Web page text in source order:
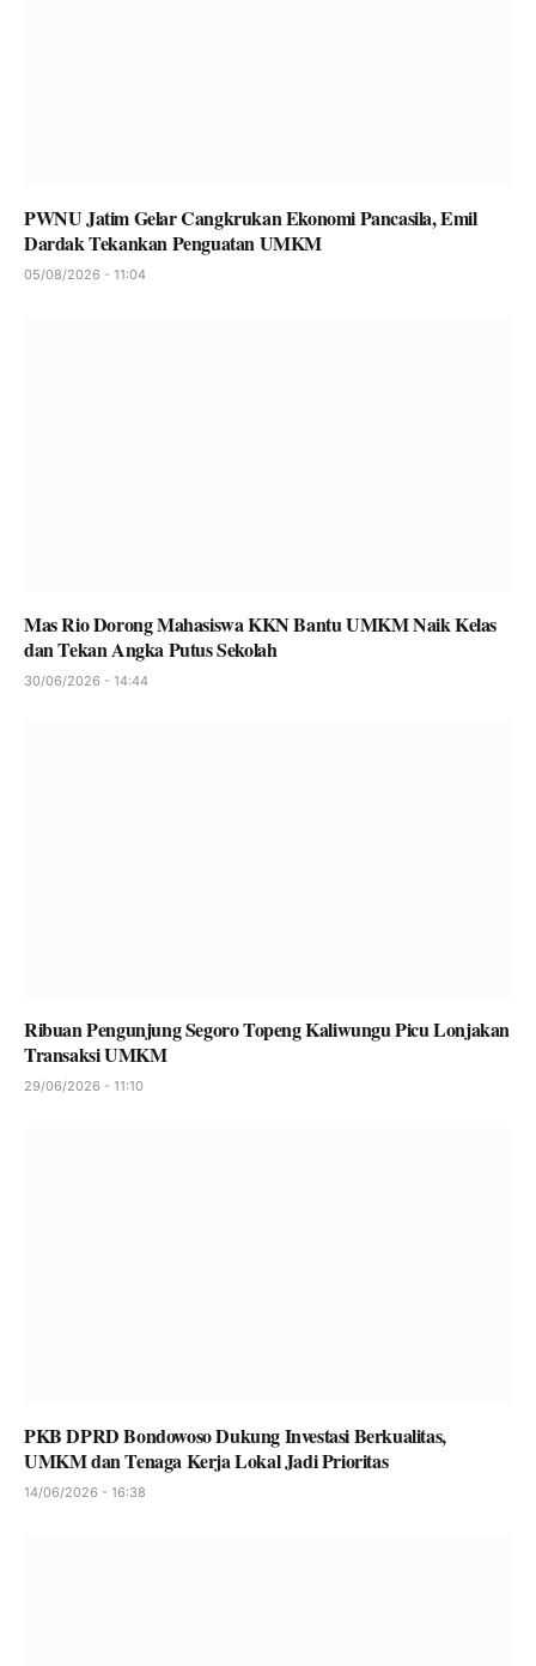
PWNU Jatim Gelar Cangkrukan Ekonomi Pancasila, Emil
Dardak Tekankan Penguatan UMKM
05/08/2026 - 11:04
Mas Rio Dorong Mahasiswa KKN Bantu UMKM Naik Kelas
dan Tekan Angka Putus Sekolah
30/06/2026 - 14:44
Ribuan Pengunjung Segoro Topeng Kaliwungu Picu Lonjakan
Transaksi UMKM
29/06/2026 - 11:10
PKB DPRD Bondowoso Dukung Investasi Berkualitas,
UMKM dan Tenaga Kerja Lokal Jadi Prioritas
14/06/2026 - 16:38